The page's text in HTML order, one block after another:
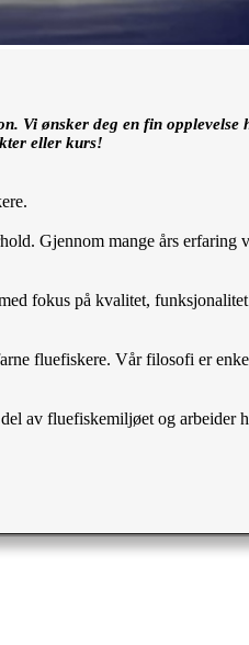
Vi ønsker deg en fin opplevelse
eller kurs!
Gjennom mange års erfaring
fokus på kvalitet,
fluefiskere. Vår filosofi er
av fluefiskemiljøet og arbeider